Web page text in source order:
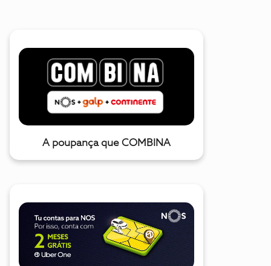
A poupança que COMBINA